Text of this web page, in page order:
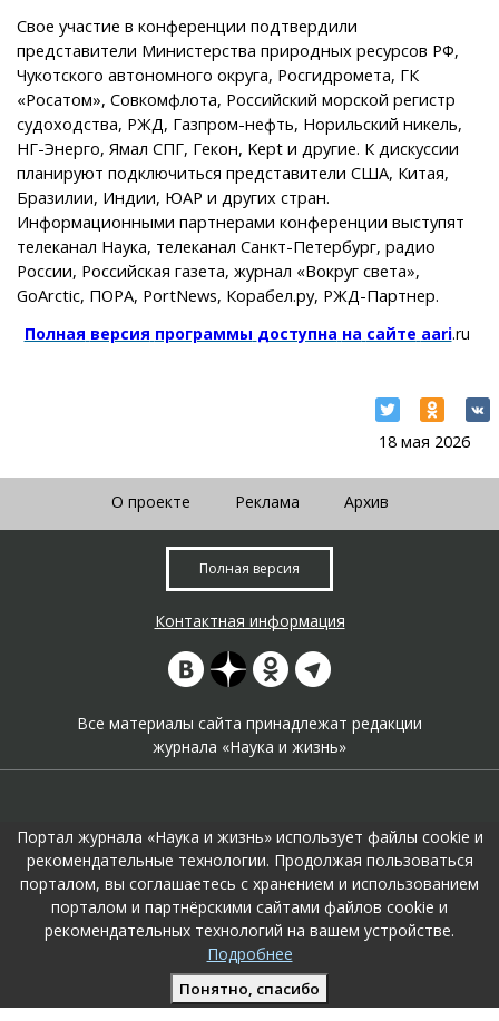
Свое участие в конференции подтвердили
представители Министерства природных ресурсов РФ,
Чукотского автономного округа, Росгидромета, ГК
«Росатом», Совкомфлота, Российский морской регистр
судоходства, РЖД, Газпром-нефть, Норильский никель,
НГ-Энерго, Ямал СПГ, Гекон, Kept и другие. К дискуссии
планируют подключиться представители США, Китая,
Бразилии, Индии, ЮАР и других стран.
Информационными партнерами конференции выступят
телеканал Наука, телеканал Санкт-Петербург, радио
России, Российская газета, журнал «Вокруг света»,
GoArctic, ПОРА, PortNews, Корабел.ру, РЖД-Партнер.
Полная версия программы доступна на сайте aari.ru
18 мая 2026
О проекте Реклама Архив
Полная версия
Контактная информация
Все материалы сайта принадлежат редакции
журнала «Наука и жизнь»
На портале применяютсярекомендательные технологии
Продолжая пользоваться порталом вы соглашаетесь с их
использоавнием.
Поддержка и развитие сайта –KTC Digital Production
Портал журнала «Наука и жизнь» использует файлы cookie и
рекомендательные технологии. Продолжая пользоваться
порталом, вы соглашаетесь с хранением и использованием
порталом и партнёрскими сайтами файлов cookie и
рекомендательных технологий на вашем устройстве.
Подробнее
Понятно, спасибо